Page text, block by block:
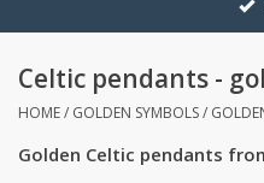
Pendant Chains
Earrings
Medallions
Celtic pendants -
HOME/ GOLDEN SYMBOLS/
Golden Celtic pendants